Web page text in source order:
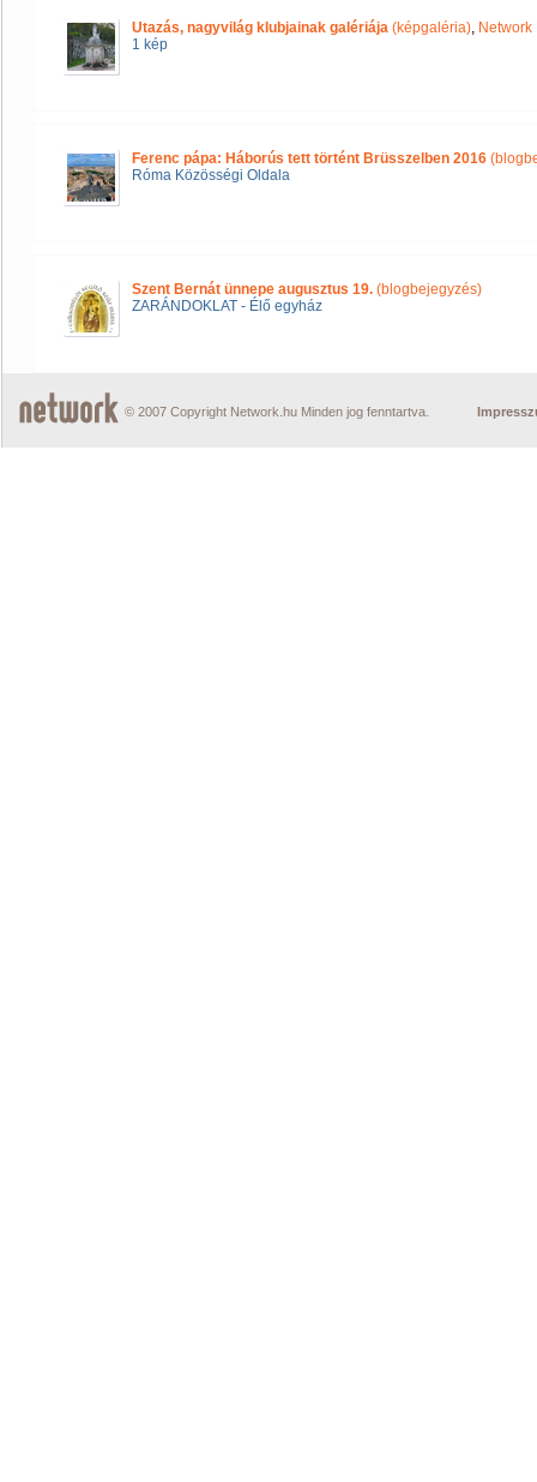
Utazás, nagyvilág klubjainak galériája (képgaléria),
1 kép
Ferenc pápa: Háborús tett történt Brüsszelben 2016
Róma Közösségi Oldala
Szent Bernát ünnepe augusztus 19. (blogbejegyzés)
ZARÁNDOKLAT - Élő egyház
© 2007 Copyright Network.hu Minden jog fenntartva.